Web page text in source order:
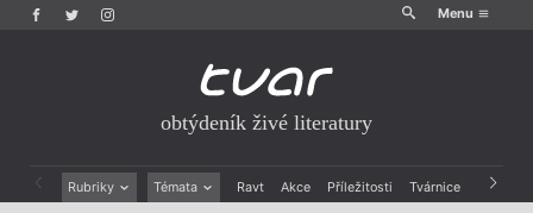
Menu
obtýdeník živé literatury
Rubriky Témata Ravt Akce Příležitosti Tvárnice Archiv